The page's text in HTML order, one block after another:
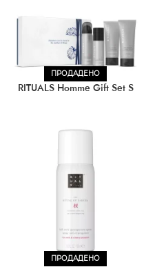
ПРОДАДЕНО
RITUALS Homme Gift Set S
ПРОДАДЕНО